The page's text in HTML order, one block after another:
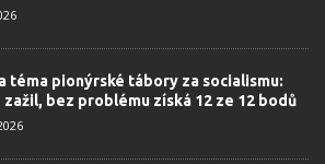
téma pionýrské tábory za socialismu:
zažil, bez problému získá 12 ze 12 bodů